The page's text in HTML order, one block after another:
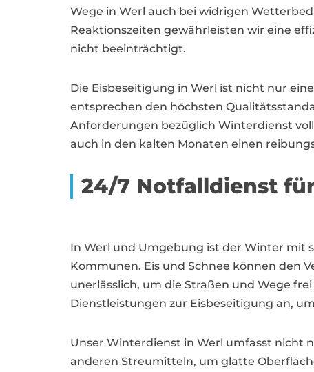
Wege in Werl auch bei widrigen
Reaktionszeiten gewährleisten wir eine
nicht beeinträchtigt.
Die Eisbeseitigung in Werl ist nicht nur
entsprechen den höchsten
Anforderungen bezüglich Winterdienst
auch in den kalten Monaten einen
24/7 Notfalldienst
In Werl und Umgebung ist der Winter mit
Kommunen. Eis und Schnee können den
unerlässlich, um die Straßen und Wege
Dienstleistungen zur Eisbeseitigung an,
Unser Winterdienst in Werl umfasst nicht
anderen Streumitteln, um glatte